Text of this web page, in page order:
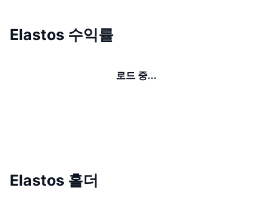
Elastos 수익률
로드 중...
Elastos 홀더